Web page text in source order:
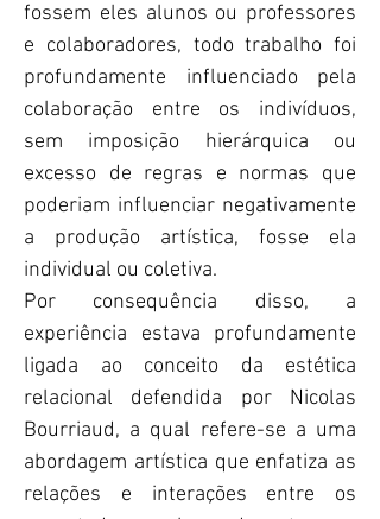
fossem eles alunos ou professores
e colaboradores, todo trabalho foi
profundamente influenciado pela
colaboração entre os indivíduos,
sem imposição hierárquica ou
excesso de regras e normas que
poderiam influenciar negativamente
a produção artística, fosse ela
individual ou coletiva.
Por consequência disso, a
experiência estava profundamente
ligada ao conceito da estética
relacional defendida por Nicolas
Bourriaud, a qual refere-se a uma
abordagem artística que enfatiza as
relações e interações entre os